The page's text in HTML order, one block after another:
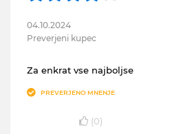
04.10.2024
Preverjeni kupec
Za enkrat vse najboljse
PREVERJENO MNENJE
(0)